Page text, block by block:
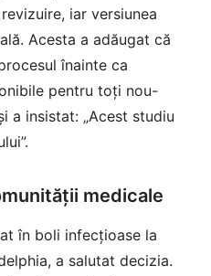
iar versiunea
Acesta a adăugat că
înainte ca
pentru toți nou-
a insistat: „Acest studiu
medicale
în boli infecțioase la
a salutat decizia.